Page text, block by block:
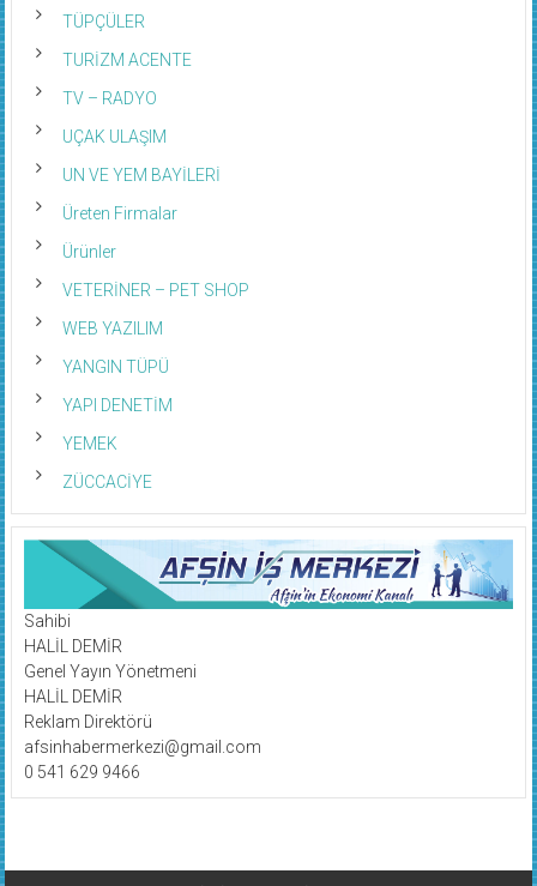
TÜPÇÜLER
TURİZM ACENTE
TV – RADYO
UÇAK ULAŞIM
UN VE YEM BAYİLERİ
Üreten Firmalar
Ürünler
VETERİNER – PET SHOP
WEB YAZILIM
YANGIN TÜPÜ
YAPI DENETİM
YEMEK
ZÜCCACİYE
Sahibi
HALİL DEMİR
Genel Yayın Yönetmeni
HALİL DEMİR
Reklam Direktörü
afsinhabermerkezi@gmail.com
0 541 629 9466